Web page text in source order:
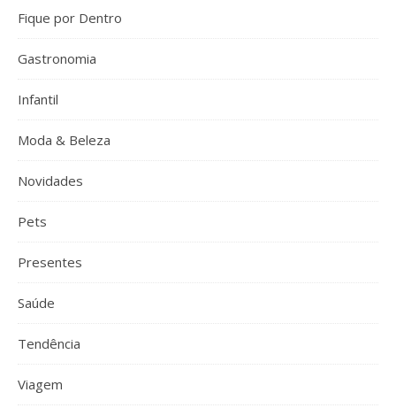
Fique por Dentro
Gastronomia
Infantil
Moda & Beleza
Novidades
Pets
Presentes
Saúde
Tendência
Viagem